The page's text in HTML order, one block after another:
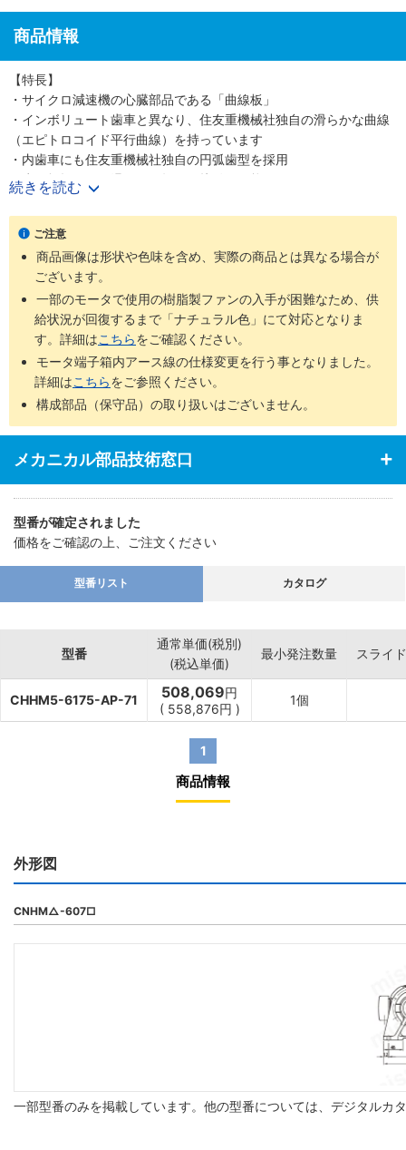
商品情報
【特長】
・サイクロ減速機の心臓部品である「曲線板」
・インボリュート歯車と異なり、住友重機械社独自の滑らかな曲線
（エピトロコイド平行曲線）を持っています
・内歯車にも住友重機械社独自の円弧歯型を採用
・歯の折損がない滑らかな転がり接触を可能にしました
・少ない減速段数で高い減速比を得ること、つまり高効率と高減速
比の両立を可能にしました
・噛み合い率がインボリュートギヤの2～3倍高く、衝撃荷重が発生
しても多くの歯で分散して吸収する為、タフで長寿命な減速機です
・減速機部の材質は耐摩耗・耐疲労性に富む高炭素高クロム軸受鋼
を使用しています
続きを読む
ご注意
商品画像は形状や色味を含め、実際の商品とは異なる場合が
ございます。
一部のモータで使用の樹脂製ファンの入手が困難なため、供
給状況が回復するまで「ナチュラル色」にて対応となりま
す。詳細はこちらをご確認ください。
モータ端子箱内アース線の仕様変更を行う事となりました。
詳細はこちらをご参照ください。
構成部品（保守品）の取り扱いはございません。
メカニカル部品技術窓口
型番が確定されました
価格をご確認の上、ご注文ください
型番リスト カタログ
型番
通常単価(税別)
(税込単価)
最小発注数量 スライ
CHHM5-6175-AP-71 508,069円
( 558,876円 )
1個
1
商品情報
外形図
CNHM△-607□
一部型番のみを掲載しています。他の型番については、デジタルカ